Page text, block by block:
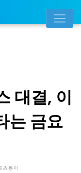
대결, 이
는 금요
츠동아